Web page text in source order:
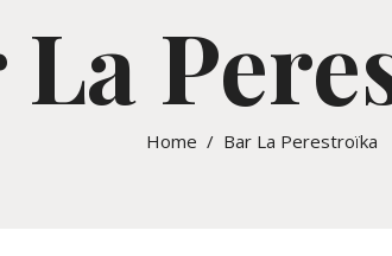
La
Home / Bar La Perestroïka